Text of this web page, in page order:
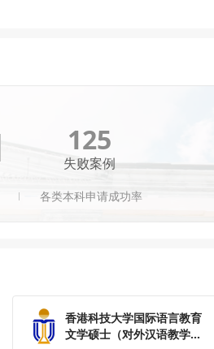
125
失败案例
各类本科申请成功率
香港科技大学国际语言教育
文学硕士（对外汉语教学）